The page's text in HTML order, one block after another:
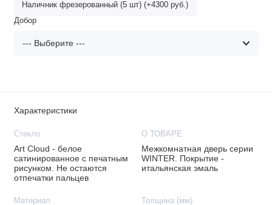
Наличник фрезерованный (5 шт) (+4300 руб.)
Добор
Характеристики
Стекло
Art Cloud - белое
сатинированное с печатным
рисунком. Не остаются
отпечатки пальцев
О ТОВАРЕ
Межкомнатная дверь серии
WINTER. Покрытие -
итальянская эмаль
Материал Толщина (мм)